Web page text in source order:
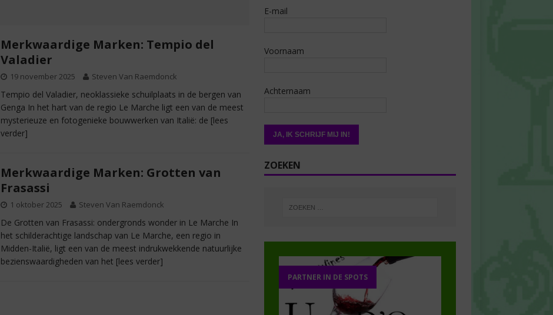
Merkwaardige Marken: Tempio del
Valadier
19 november 2025 Steven Van Raemdonck
Tempio del Valadier, neoklassieke schuilplaats in de bergen van
Genga In het hart van de regio Le Marche ligt een van de meest
mysterieuze en fotogenieke bouwwerken van Italië: de [lees
verder]
Merkwaardige Marken: Grotten van
Frasassi
1 oktober 2025 Steven Van Raemdonck
De Grotten van Frasassi: ondergronds wonder in Le Marche In
het schilderachtige landschap van Le Marche, een regio in
Midden-Italië, ligt een van de meest indrukwekkende natuurlijke
bezienswaardigheden van het [lees verder]
E-mail
Voornaam
Achternaam
ZOEKEN
PARTNER IN DE SPOTS